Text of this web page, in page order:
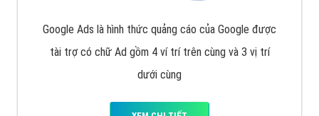
Google Ads là hình thức quảng cáo của Google được
tài trợ có chữ Ad gồm 4 ví trí trên cùng và 3 vị trí
dưới cùng